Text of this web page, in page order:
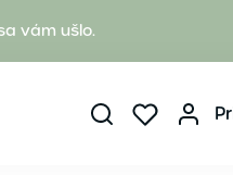
vám ušlo.